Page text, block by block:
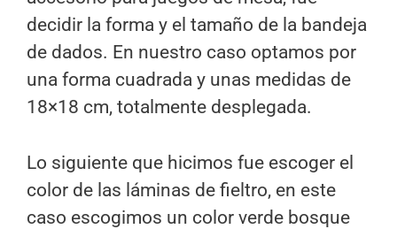
decidir la forma y el tamaño de la bandeja
de dados. En nuestro caso optamos por
una forma cuadrada y unas medidas de
18×18 cm, totalmente desplegada.
Lo siguiente que hicimos fue escoger el
color de las láminas de fieltro, en este
caso escogimos un color verde bosque